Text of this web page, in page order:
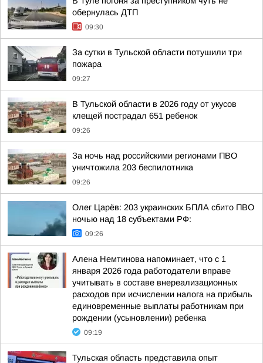
обернулась ДТП
09:30
За сутки в Тульской области потушили три
пожара
09:27
В Тульской области в 2026 году от укусов
клещей пострадал 651 ребенок
09:26
За ночь над российскими регионами ПВО
уничтожила 203 беспилотника
09:26
Олег Царёв: 203 украинских БПЛА сбито ПВО
ночью над 18 субъектами РФ:
09:26
Алена Немтинова напоминает, что с 1
января 2026 года работодатели вправе
учитывать в составе внереализационных
расходов при исчислении налога на прибыль
единовременные выплаты работникам при
рождении (усыновлении) ребенка
09:19
Тульская область представила опыт